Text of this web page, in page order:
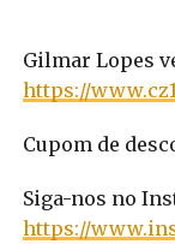
Gilmar Lopes
https://
Cupom de
Siga-nos no
https://